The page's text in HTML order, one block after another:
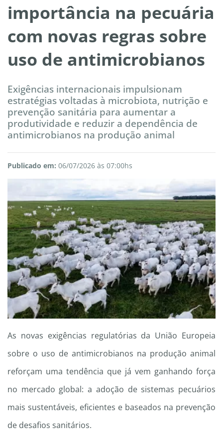
importância na pecuária
com novas regras sobre
uso de antimicrobianos
Exigências internacionais impulsionam
estratégias voltadas à microbiota, nutrição e
prevenção sanitária para aumentar a
produtividade e reduzir a dependência de
antimicrobianos na produção animal
Publicado em: 06/07/2026 às 07:00hs
As novas exigências regulatórias da União Europeia
sobre o uso de antimicrobianos na produção animal
reforçam uma tendência que já vem ganhando força
no mercado global: a adoção de sistemas pecuários
mais sustentáveis, eficientes e baseados na prevenção
de desafios sanitários.